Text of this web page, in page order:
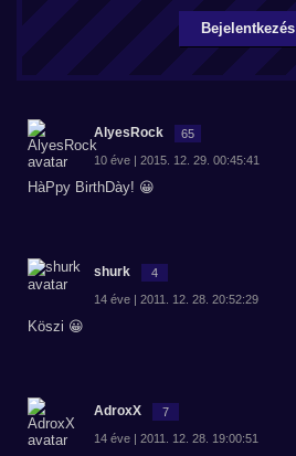
Bejelentkezés
AlyesRock 65
10 éve | 2015. 12. 29. 00:45:41
HàPpy BirthDày! 😀
shurk 4
14 éve | 2011. 12. 28. 20:52:29
Köszi 😀
AdroxX 7
14 éve | 2011. 12. 28. 19:00:51